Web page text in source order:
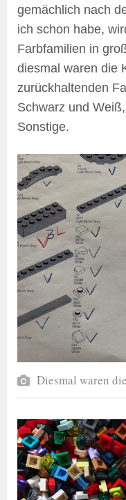
gemächlich nach
ich schon habe,
Farbfamilien in
diesmal waren die
zurückhaltenden
Schwarz und
Sonstige.
Diesmal waren